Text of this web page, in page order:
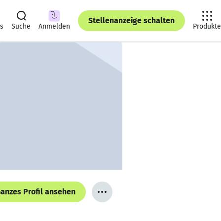
Suche Anmelden
Stellenanzeige schalten
Produkte
Profil ansehen